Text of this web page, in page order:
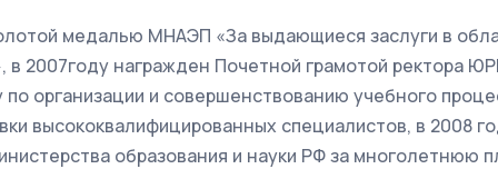
медалью МНАЭП «За выдающиеся заслуги в
в 2007году награжден Почетной грамотой ректора
организации и совершенствованию учебного
высококвалифицированных специалистов, в 2008
образования и науки РФ за многолетнюю